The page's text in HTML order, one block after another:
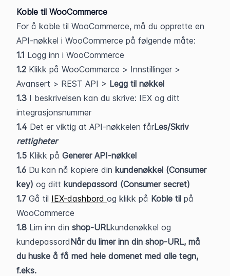
Koble til WooCommerce
For å koble til WooCommerce, må du opprette en
API-nøkkel i WooCommerce på følgende måte:
1.1 Logg inn i WooCommerce
1.2 Klikk på WooCommerce > Innstillinger >
Avansert > REST API > Legg til nøkkel
1.3 I beskrivelsen kan du skrive: IEX og ditt
integrasjonsnummer
1.4 Det er viktig at API-nøkkelen får
rettigheter
1.5 Klikk på Generer API-nøkkel
1.6 Du kan nå kopiere din kundenøkkel (Consumer
key) og ditt kundepassord (Consumer secret)
1.7 Gå til IEX-dashbord og klikk på Koble til på
WooCommerce
1.8 Lim inn din shop-URLkundenøkkel og
kundepassord Når du limer inn din shop-URL, må
du huske å få med hele domenet med alle tegn,
f.eks.